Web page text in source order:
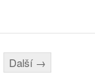
Další →